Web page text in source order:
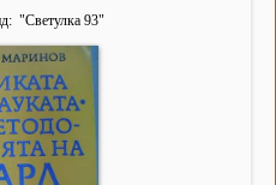
"Светулка 93"